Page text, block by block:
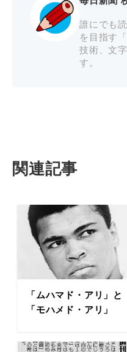
誰にでも
を目指す
技術、文
す。
関連記事
「ムハマド・アリ」と
「モハメド・アリ」